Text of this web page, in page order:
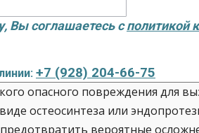
Вы соглашаетесь сполитикой
+7 (928) 204-66-75
опасного повреждения для
остеосинтеза или
вероятные